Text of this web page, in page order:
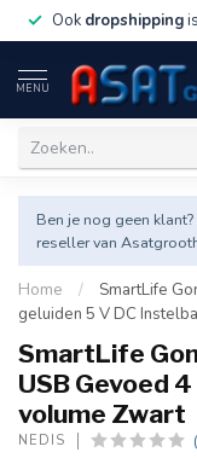
Ook dropshipping
MENU
Ben je nog geen
reseller van
Home /
SmartLife
geluiden 5 V DC
SmartLife
USB Gevoed
volume Zwart
NEDIS